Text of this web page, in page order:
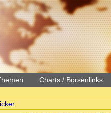
Charts / Börsenlinks